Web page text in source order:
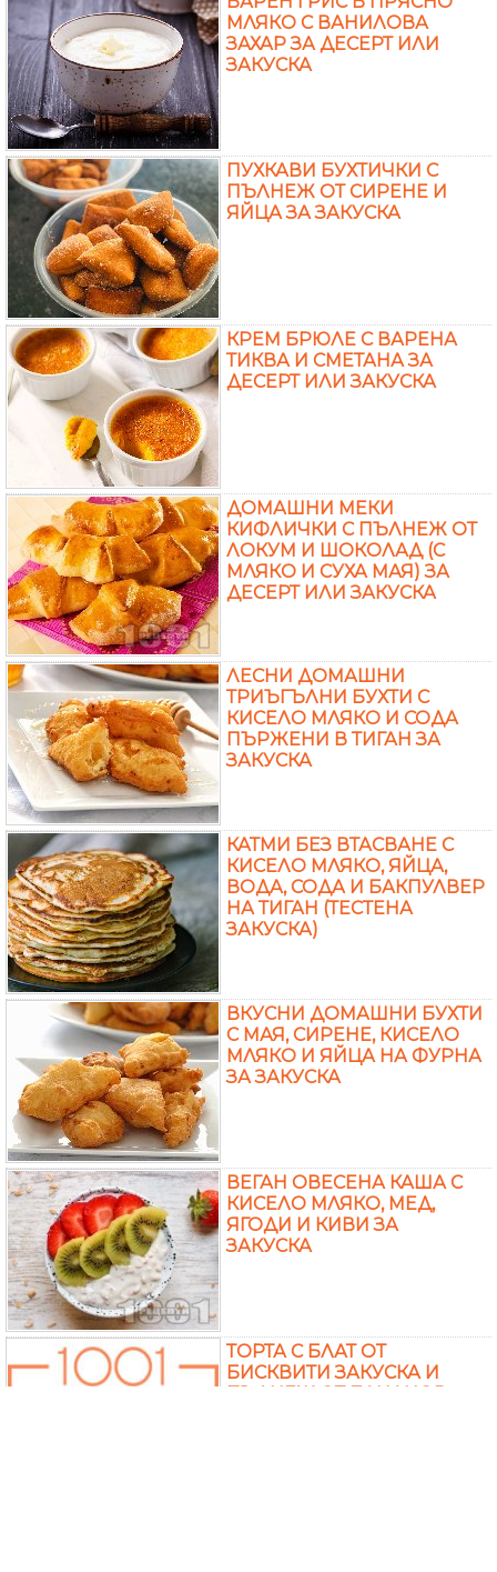
МЛЯКО С ВАНИЛОВА
ЗАХАР ЗА ДЕСЕРТ ИЛИ
ЗАКУСКА
ПУХКАВИ БУХТИЧКИ С
ПЪЛНЕЖ ОТ СИРЕНЕ И
ЯЙЦА ЗА ЗАКУСКА
КРЕМ БРЮЛЕ С ВАРЕНА
ТИКВА И СМЕТАНА ЗА
ДЕСЕРТ ИЛИ ЗАКУСКА
ДОМАШНИ МЕКИ
КИФЛИЧКИ С ПЪЛНЕЖ ОТ
ЛОКУМ И ШОКОЛАД (С
МЛЯКО И СУХА МАЯ) ЗА
ДЕСЕРТ ИЛИ ЗАКУСКА
ЛЕСНИ ДОМАШНИ
ТРИЪГЪЛНИ БУХТИ С
КИСЕЛО МЛЯКО И СОДА
ПЪРЖЕНИ В ТИГАН ЗА
ЗАКУСКА
КАТМИ БЕЗ ВТАСВАНЕ С
КИСЕЛО МЛЯКО, ЯЙЦА,
ВОДА, СОДА И БАКПУЛВЕР
НА ТИГАН (ТЕСТЕНА
ЗАКУСКА)
ВКУСНИ ДОМАШНИ БУХТИ
С МАЯ, СИРЕНЕ, КИСЕЛО
МЛЯКО И ЯЙЦА НА ФУРНА
ЗА ЗАКУСКА
ВЕГАН ОВЕСЕНА КАША С
КИСЕЛО МЛЯКО, МЕД,
ЯГОДИ И КИВИ ЗА
ЗАКУСКА
ТОРТА С БЛАТ ОТ
БИСКВИТИ ЗАКУСКА И
ПЪЛНЕЖ ОТ БАНАНОВ